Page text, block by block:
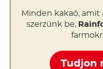
Minden kakaó, amit
szerzünk be,
Tudjon